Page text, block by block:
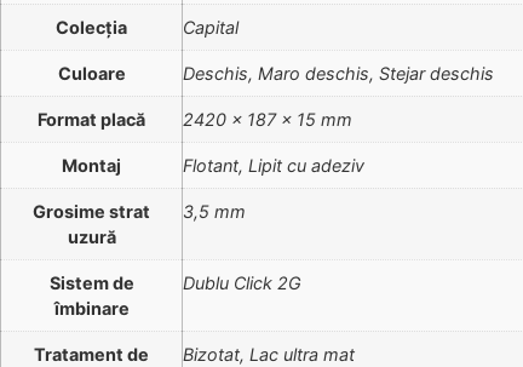
Colecția Capital
Culoare Deschis, Maro deschis, Stejar deschis
Format placă 2420 x 187 x 15 mm
Montaj Flotant, Lipit cu adeziv
Grosime strat
uzură
3,5 mm
Sistem de
îmbinare
Dublu Click 2G
Tratament de
Bizotat, Lac ultra mat